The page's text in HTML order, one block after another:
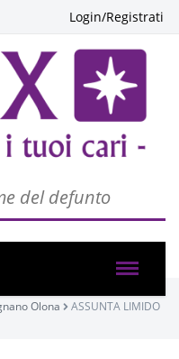
Login/Registrati
Olona
ASSUNTA LIMIDO